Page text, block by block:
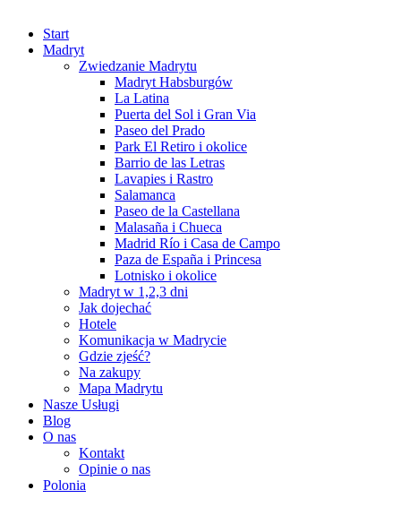
Start
Madryt
Zwiedzanie Madrytu
Madryt Habsburgów
La Latina
Puerta del Sol i Gran Via
Paseo del Prado
Park El Retiro i okolice
Barrio de las Letras
Lavapies i Rastro
Salamanca
Paseo de la Castellana
Malasaña i Chueca
Madrid Río i Casa de Campo
Paza de España i Princesa
Lotnisko i okolice
Madryt w 1,2,3 dni
Jak dojechać
Hotele
Komunikacja w Madrycie
Gdzie zjeść?
Na zakupy
Mapa Madrytu
Nasze Usługi
Blog
O nas
Kontakt
Opinie o nas
Polonia